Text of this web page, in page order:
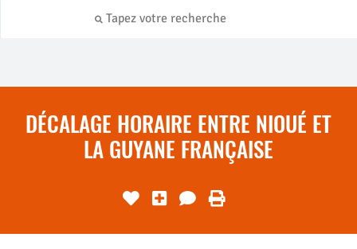
DÉCALAGE HORAIRE ENTRE NIOUÉ ET
LA GUYANE FRANÇAISE